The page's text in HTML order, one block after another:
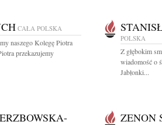
CAŁA POLSKA
naszego Kolegę Piotra
przekazujemy
POLSKA
Z głębokim
wiadomość o
Jabłonki...
ZENON